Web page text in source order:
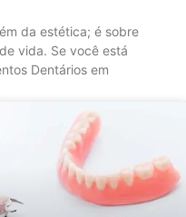
da estética; é sobre
vida. Se você está
Dentários em